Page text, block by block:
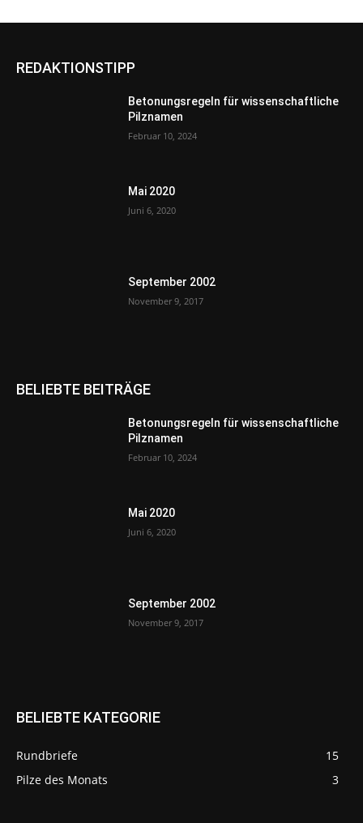
REDAKTIONSTIPP
Betonungsregeln für wissenschaftliche
Pilznamen
Februar 10, 2024
Mai 2020
Juni 6, 2020
September 2002
November 9, 2017
BELIEBTE BEITRÄGE
Betonungsregeln für wissenschaftliche
Pilznamen
Februar 10, 2024
Mai 2020
Juni 6, 2020
September 2002
November 9, 2017
BELIEBTE KATEGORIE
Rundbriefe
15
Pilze des Monats
3